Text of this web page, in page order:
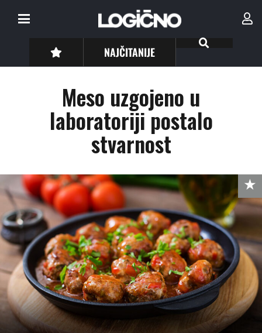
NAJČITANIJE
Meso uzgojeno u
laboratoriji postalo
stvarnost